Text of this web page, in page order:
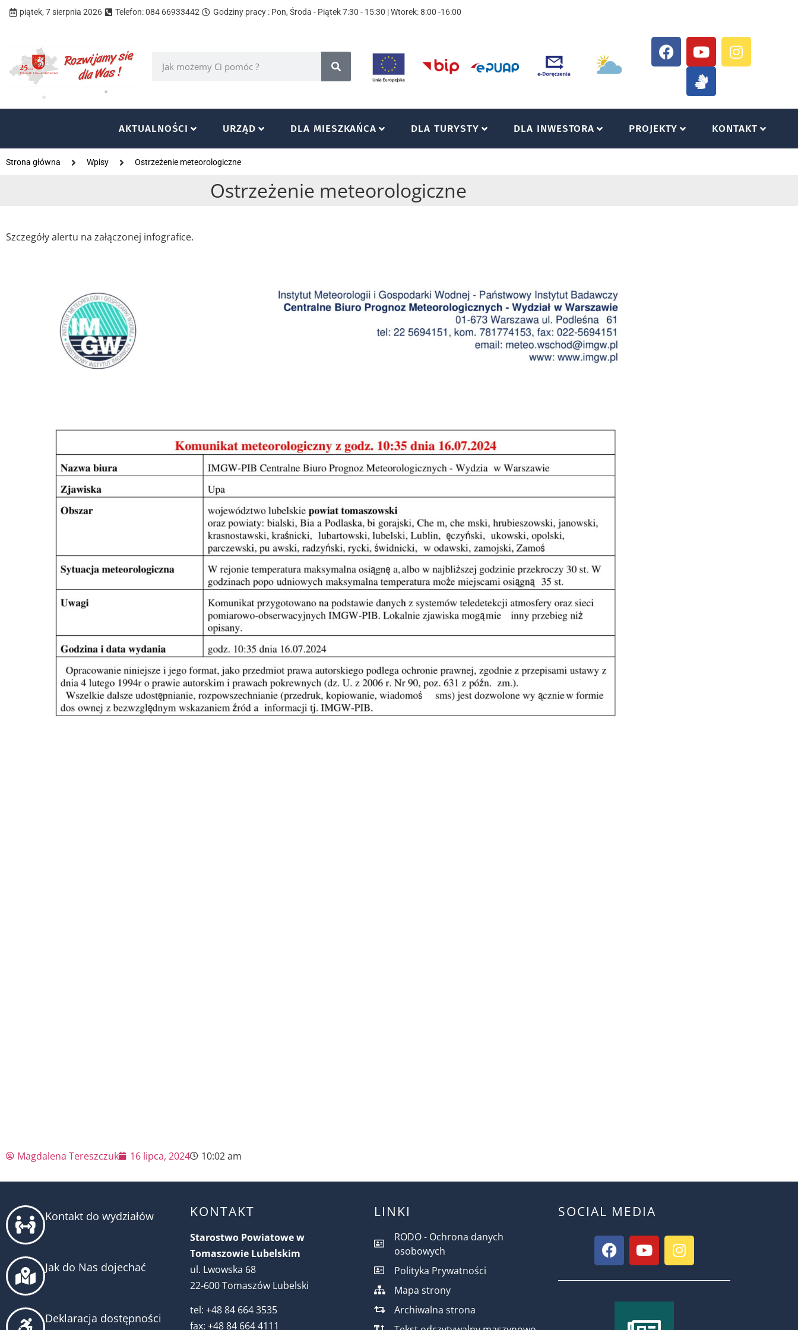
piątek, 7 sierpnia 2026 Telefon: 084 66933442 Godziny pracy : Pon, Środa - Piątek 7:30 - 15:30 | Wtorek: 8:00 -16:00
AKTUALNOŚCI URZĄD DLA MIESZKAŃCA DLA TURYSTY DLA INWESTORA PROJEKTY KONTAKT
Strona główna Wpisy Ostrzeżenie meteorologiczne
Ostrzeżenie meteorologiczne
Szczegóły alertu na załączonej infografice.
Magdalena Tereszczuk 16 lipca, 2024 10:02 am
Kontakt do wydziałów
Jak do Nas dojechać
Deklaracja dostępności
KONTAKT
Starostwo Powiatowe w
Tomaszowie Lubelskim
ul. Lwowska 68
22-600 Tomaszów Lubelski
tel: +48 84 664 3535
fax: +48 84 664 4111
LINKI
RODO - Ochrona danych
osobowych
Polityka Prywatności
Mapa strony
Archiwalna strona
SOCIAL MEDIA